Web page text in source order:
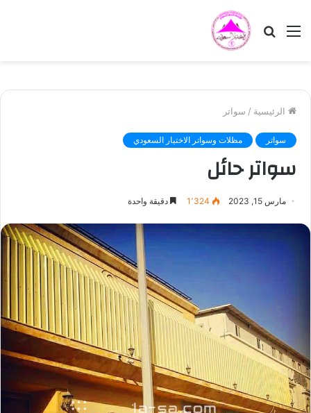
القائمة بحث
الرئيسية / سواتر
سواتر مظلات وسواتر الاختيار السعودي
سواتر حائل
مارس 15, 2023 1٬324 دقيقة واحدة